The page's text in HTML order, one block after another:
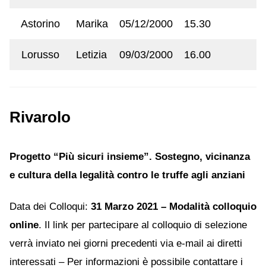
Astorino Marika 05/12/2000 15.30
Lorusso Letizia 09/03/2000 16.00
Rivarolo
Progetto “Più sicuri insieme”. Sostegno, vicinanza
e cultura della legalità contro le truffe agli anziani
Data dei Colloqui: 31 Marzo 2021 – Modalità colloquio
online. Il link per partecipare al colloquio di selezione
verrà inviato nei giorni precedenti via e-mail ai diretti
interessati – Per informazioni è possibile contattare i